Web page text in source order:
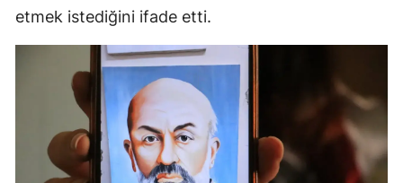
etmek istediğini ifade etti.